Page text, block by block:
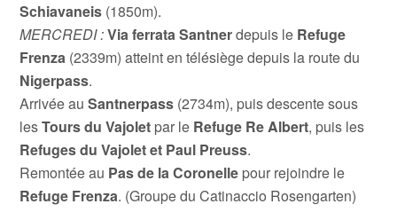
Schiavaneis (1850m).
MERCREDI :Via ferrata Santnerdepuis le Refuge
Frenza (2339m) atteint en télésiège depuis la route du
Nigerpass.
Arrivée auSantnerpass (2734m), puis descente sous
lesTours du Vajolet par le Refuge Re Albert, puis les
Refuges du Vajolet et Paul Preuss.
Remontée au Pas de la Coronelle pour rejoindre le
Refuge Frenza. (Groupe du Catinaccio Rosengarten)